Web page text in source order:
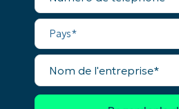
téléphone*
Pays*
Nom
l'entreprise*